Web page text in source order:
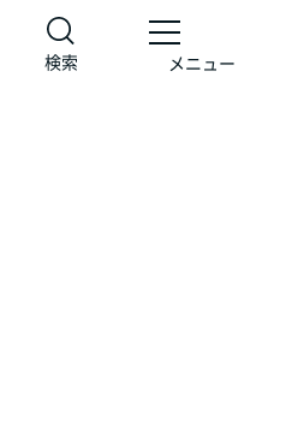
検索 メニュー